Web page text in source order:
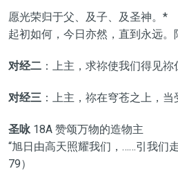
愿光荣归于父、及子、及圣神。*
起初如何，今日亦然，直到永远。
对经二：上主，求祢使我们得见祢
对经三 ：上主，祢在穹苍之上，当
圣咏 18A 赞颂万物的造物主
“旭日由高天照耀我们，……引我们
79）